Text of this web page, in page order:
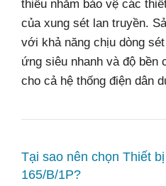
thiếu nhằm bảo vệ các
của xung sét lan truyền.
với khả năng chịu dòng
ứng siêu nhanh và độ bền
cho cả hệ thống điện dân
Tại sao nên chọn Thiết
165/B/1P?